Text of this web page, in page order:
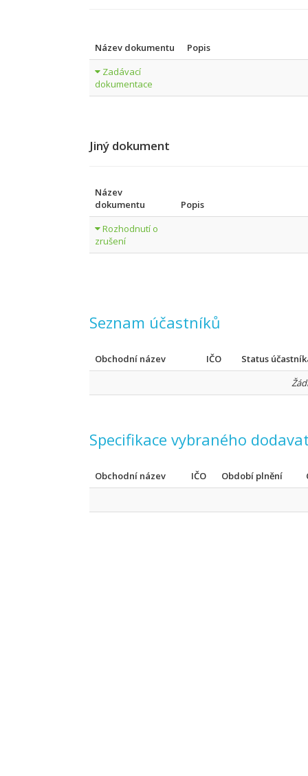
Název dokumentu
Popis
Zadávací
dokumentace
Jiný dokument
Název
dokumentu
Popis
Rozhodnutí o
zrušení
Seznam účastníků
Obchodní název IČO
Status
Specifikace vybraného
Obchodní název IČO Období plnění